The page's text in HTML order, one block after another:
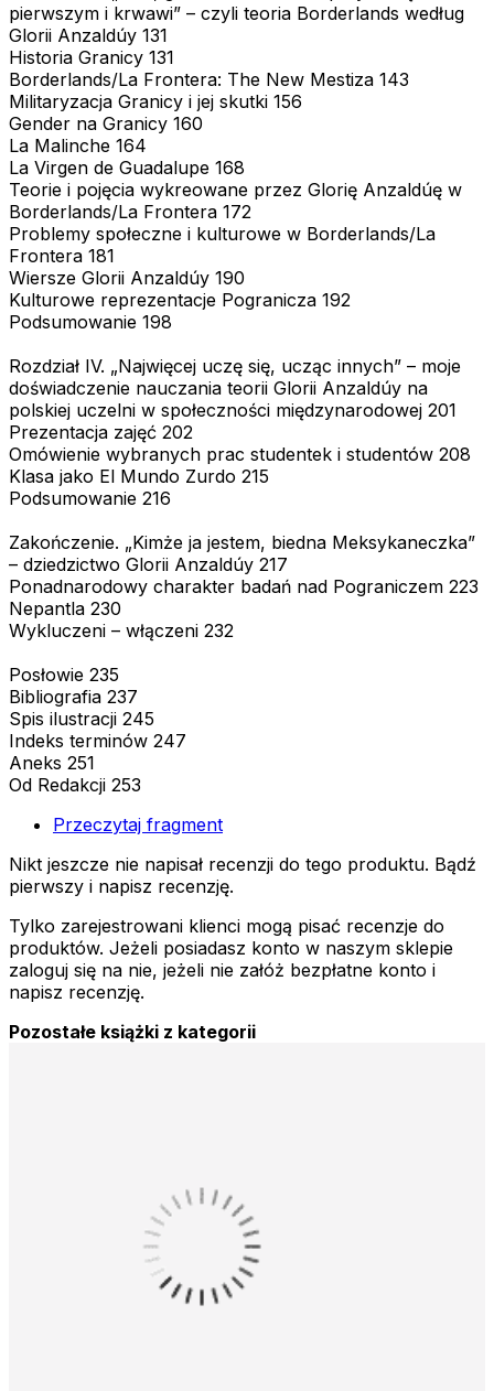
pierwszym i krwawi” – czyli teoria Borderlands według
Glorii Anzaldúy 131
Historia Granicy 131
Borderlands/La Frontera: The New Mestiza 143
Militaryzacja Granicy i jej skutki 156
Gender na Granicy 160
La Malinche 164
La Virgen de Guadalupe 168
Teorie i pojęcia wykreowane przez Glorię Anzaldúę w
Borderlands/La Frontera 172
Problemy społeczne i kulturowe w Borderlands/La
Frontera 181
Wiersze Glorii Anzaldúy 190
Kulturowe reprezentacje Pogranicza 192
Podsumowanie 198
Rozdział IV. „Najwięcej uczę się, ucząc innych” – moje
doświadczenie nauczania teorii Glorii Anzaldúy na
polskiej uczelni w społeczności międzynarodowej 201
Prezentacja zajęć 202
Omówienie wybranych prac studentek i studentów 208
Klasa jako El Mundo Zurdo 215
Podsumowanie 216
Zakończenie. „Kimże ja jestem, biedna Meksykaneczka”
– dziedzictwo Glorii Anzaldúy 217
Ponadnarodowy charakter badań nad Pograniczem 223
Nepantla 230
Wykluczeni – włączeni 232
Posłowie 235
Bibliografia 237
Spis ilustracji 245
Indeks terminów 247
Aneks 251
Od Redakcji 253
Przeczytaj fragment
Nikt jeszcze nie napisał recenzji do tego produktu. Bądź
pierwszy i napisz recenzję.
Tylko zarejestrowani klienci mogą pisać recenzje do
produktów. Jeżeli posiadasz konto w naszym sklepie
zaloguj się na nie, jeżeli nie załóż bezpłatne konto i
napisz recenzję.
Pozostałe książki z kategorii